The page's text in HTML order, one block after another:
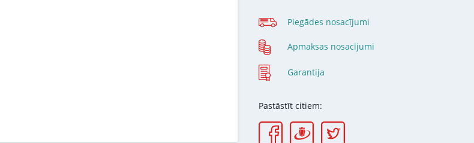
Piegādes nosacījumi
Apmaksas nosacījumi
Garantija
Pastāstīt citiem: